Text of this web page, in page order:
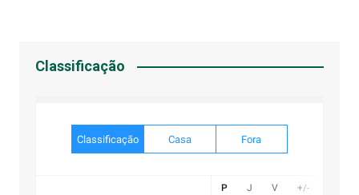
Classificação
Classificação Casa Fora
P J V +/-